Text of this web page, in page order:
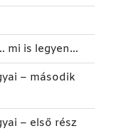
mi is legyen…
– második
– első rész